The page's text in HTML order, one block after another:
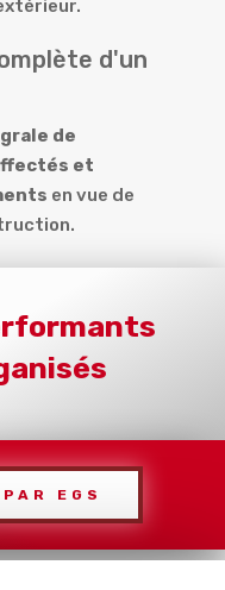
d'un
de
et
en vue de
EGS